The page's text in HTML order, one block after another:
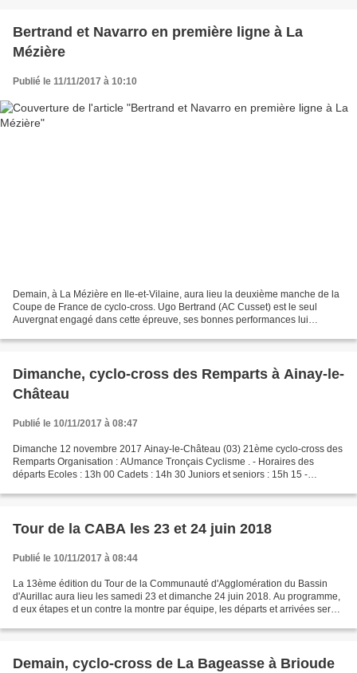
Bertrand et Navarro en première ligne à La
Mézière
Publié le 11/11/2017 à 10:10
Demain, à La Mézière en Ile-et-Vilaine, aura lieu la deuxième manche de la
Coupe de France de cyclo-cross. Ugo Bertrand (AC Cusset) est le seul
Auvergnat engagé dans cette épreuve, ses bonnes performances lui
Dimanche, cyclo-cross des Remparts à Ainay-le-
Château
Publié le 10/11/2017 à 08:47
Dimanche 12 novembre 2017 Ainay-le-Château (03) 21ème cyclo-cross des
Remparts Organisation : AUmance Tronçais Cyclisme . - Horaires des
départs Ecoles : 13h 00 Cadets : 14h 30 Juniors et seniors : 15h 15 -
Tour de la CABA les 23 et 24 juin 2018
Publié le 10/11/2017 à 08:44
La 13ème édition du Tour de la Communauté d'Agglomération du Bassin
d'Aurillac aura lieu les samedi 23 et dimanche 24 juin 2018. Au programme,
d eux étapes et un contre la montre par équipe, les départs et arrivées seront
Demain, cyclo-cross de La Bageasse à Brioude